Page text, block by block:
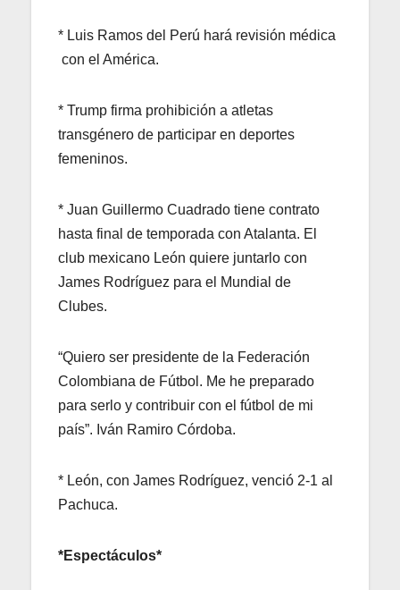
* Luis Ramos del Perú hará revisión médica
con el América.
* Trump firma prohibición a atletas
transgénero de participar en deportes
femeninos.
* Juan Guillermo Cuadrado tiene contrato
hasta final de temporada con Atalanta. El
club mexicano León quiere juntarlo con
James Rodríguez para el Mundial de
Clubes.
“Quiero ser presidente de la Federación
Colombiana de Fútbol. Me he preparado
para serlo y contribuir con el fútbol de mi
país”. Iván Ramiro Córdoba.
* León, con James Rodríguez, venció 2-1 al
Pachuca.
*Espectáculos*